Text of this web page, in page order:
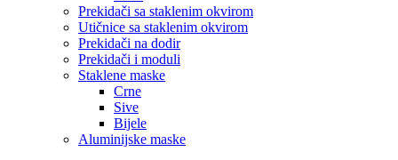
Prekidači sa staklenim okvirom
Utičnice sa staklenim okvirom
Prekidači na dodir
Prekidači i moduli
Staklene maske
Crne
Sive
Bijele
Aluminijske maske